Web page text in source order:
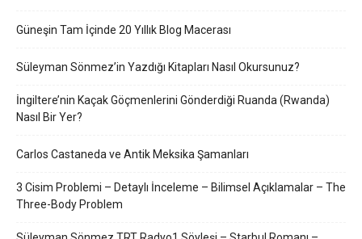
Güneşin Tam İçinde 20 Yıllık Blog Macerası
Süleyman Sönmez’in Yazdığı Kitapları Nasıl Okursunuz?
İngiltere’nin Kaçak Göçmenlerini Gönderdiği Ruanda (Rwanda)
Nasıl Bir Yer?
Carlos Castaneda ve Antik Meksika Şamanları
3 Cisim Problemi – Detaylı İnceleme – Bilimsel Açıklamalar – The
Three-Body Problem